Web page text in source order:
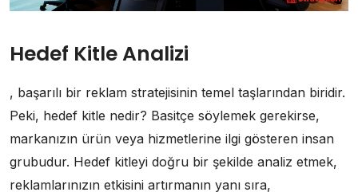
Hedef Kitle Analizi
, başarılı bir reklam stratejisinin temel taşlarından biridir.
Peki, hedef kitle nedir? Basitçe söylemek gerekirse,
markanızın ürün veya hizmetlerine ilgi gösteren insan
grubudur. Hedef kitleyi doğru bir şekilde analiz etmek,
reklamlarınızın etkisini artırmanın yanı sıra,